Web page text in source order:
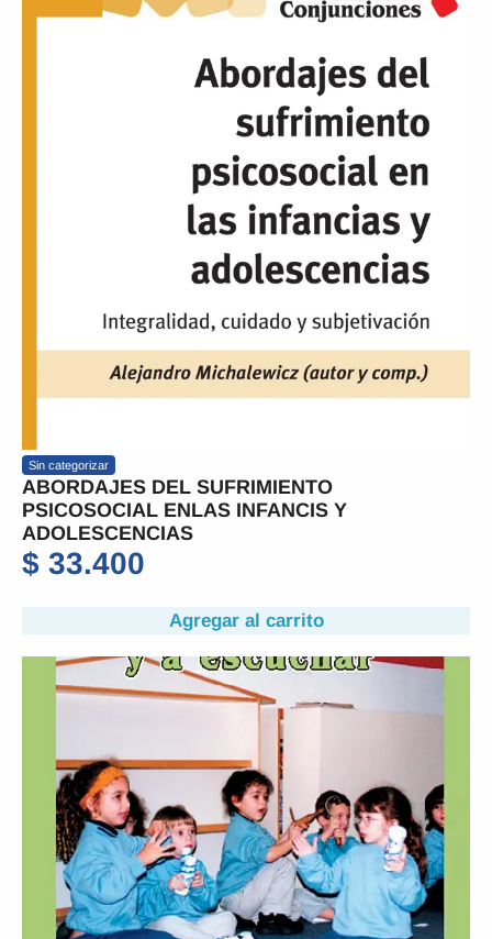
Sin categorizar
ABORDAJES DEL SUFRIMIENTO
PSICOSOCIAL ENLAS INFANCIS Y
ADOLESCENCIAS
$ 33.400
Agregar al carrito